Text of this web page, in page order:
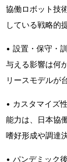
協働ロボット技
している戦略的
• 設置・保守・
与える影響は何
リースモデルが
• カスタマイズ
能力は、日本協
嗜好形成や調達
• パンデミック